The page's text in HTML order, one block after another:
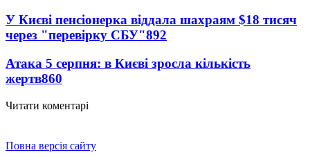
У Києві пенсіонерка віддала шахраям $18 тисяч
через "перевірку СБУ"892
Атака 5 серпня: в Києві зросла кількість
жертв860
Читати коментарі
Повна версія сайту